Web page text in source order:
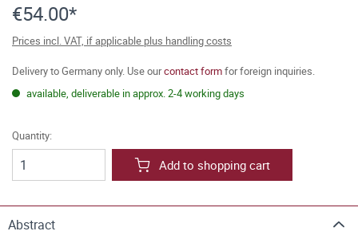
€54.00*
Prices incl. VAT, if applicable plus handling costs
Delivery to Germany only. Use ourcontact formfor foreign inquiries.
available, deliverable in approx. 2-4 working days
Quantity:
Add to shopping cart
Abstract